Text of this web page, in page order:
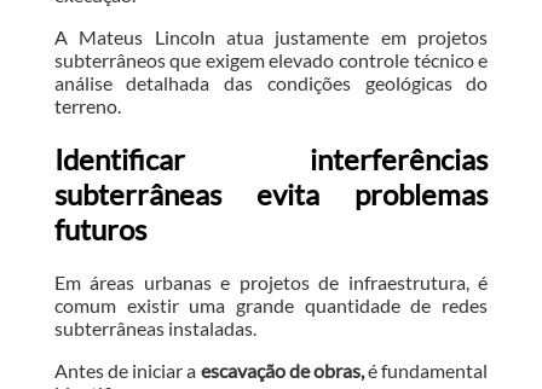
A Mateus Lincoln atua justamente em projetos
subterrâneos que exigem elevado controle técnico e
análise detalhada das condições geológicas do
terreno.
Identificar interferências
subterrâneas evita problemas
futuros
Em áreas urbanas e projetos de infraestrutura, é
comum existir uma grande quantidade de redes
subterrâneas instaladas.
Antes de iniciar a escavação de obras,é fundamental